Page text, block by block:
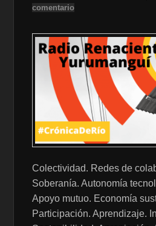
comentario
Colectividad. Redes de
Soberanía. Autonomía
Apoyo mutuo. Economía
Participación. Aprendizaje.